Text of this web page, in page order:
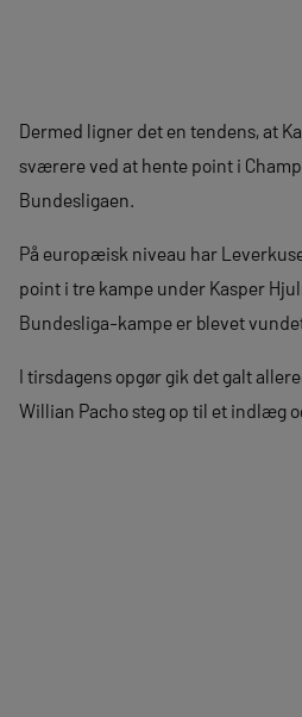
Dermed ligner det en tendens, at
sværere ved at hente point i
Bundesligaen.
På europæisk niveau har
point i tre kampe under Kasper
Bundesliga-kampe er blevet
I tirsdagens opgør gik det galt
Willian Pacho steg op til et indlæg